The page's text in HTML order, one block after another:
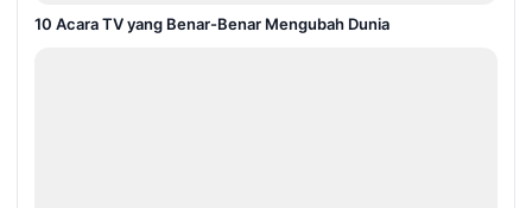
10 Acara TV yang Benar-Benar Mengubah Dunia